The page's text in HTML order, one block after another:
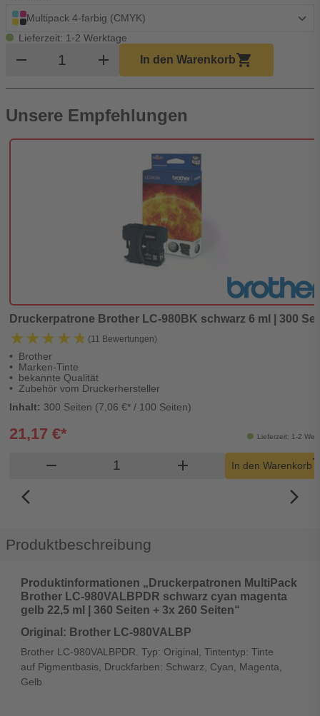
Multipack 4-farbig (CMYK)
Lieferzeit: 1-2 Werktage
remove Produkt Warenkorb Menge
add In den Warenkorbshopping_cart
Unsere Empfehlungen
Druckerpatrone Brother LC-980BK schwarz 6 ml | 300
★★★★★
★★★★★ (11 Bewertungen)
Brother
Marken-Tinte
bekannte Qualität
Zubehör vom Druckerhersteller
Inhalt: 300 Seiten (7,06 €* / 100 Seiten)
Lieferzeit: 1-2
21,17 €*
remove Produkt Warenkorb Menge
add In den Warenkorb
arrow_back_ios_new
arrow_forward_ios
Produktbeschreibung
Produktinformationen „Druckerpatronen MultiPack
Brother LC-980VALBPDR schwarz cyan magenta
gelb 22,5 ml | 360 Seiten + 3x 260 Seiten“
Original: Brother LC-980VALBP
Brother LC-980VALBPDR. Typ: Original, Tintentyp: Tinte
auf Pigmentbasis, Druckfarben: Schwarz, Cyan, Magenta,
Gelb